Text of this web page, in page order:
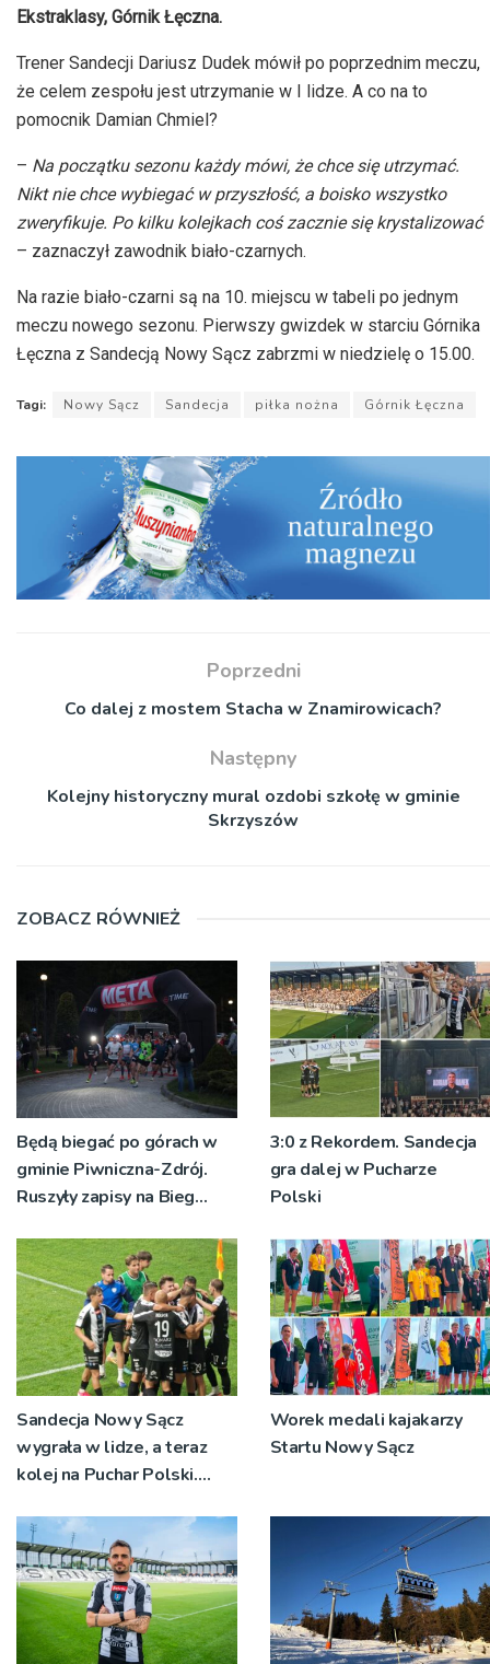
Ekstraklasy, Górnik Łęczna.
Trener Sandecji Dariusz Dudek mówił po poprzednim meczu,
że celem zespołu jest utrzymanie w I lidze. A co na to
pomocnik Damian Chmiel?
– Na początku sezonu każdy mówi, że chce się utrzymać.
Nikt nie chce wybiegać w przyszłość, a boisko wszystko
zweryfikuje. Po kilku kolejkach coś zacznie się krystalizować
– zaznaczył zawodnik biało-czarnych.
Na razie biało-czarni są na 10. miejscu w tabeli po jednym
meczu nowego sezonu. Pierwszy gwizdek w starciu Górnika
Łęczna z Sandecją Nowy Sącz zabrzmi w niedzielę o 15.00.
Tagi: Nowy Sącz Sandecja piłka nożna Górnik Łęczna
Poprzedni
Co dalej z mostem Stacha w Znamirowicach?
Następny
Kolejny historyczny mural ozdobi szkołę w gminie
Skrzyszów
ZOBACZ RÓWNIEŻ
Będą biegać po górach w
gminie Piwniczna-Zdrój.
Ruszyły zapisy na Bieg
3:0 z Rekordem. Sandecja
gra dalej w Pucharze
Polski
Sandecja Nowy Sącz
wygrała w lidze, a teraz
kolej na Puchar Polski.
Worek medali kajakarzy
Startu Nowy Sącz